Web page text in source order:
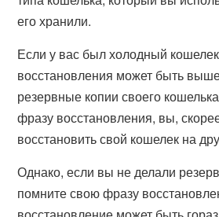
его хранили.
Если у вас был холодный
восстановления может быть
резервные копии своего
фразу восстановления, вы,
восстановить свой кошелек на
Однако, если вы не делали
помните свою фразу